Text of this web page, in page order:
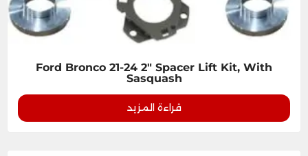
Ford Bronco 21-24 2" Spacer Lift Kit, With
Sasquash
قراءة المزيد